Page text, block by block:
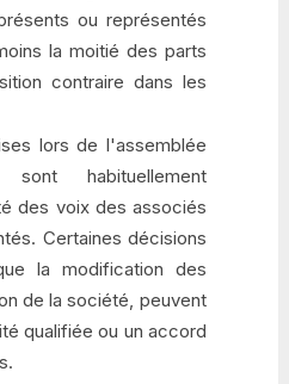
ou représentés
la moitié des parts
contraire dans les
lors de l'assemblée
sont habituellement
des voix des associés
Certaines décisions
la modification des
de la société, peuvent
qualifiée ou un accord